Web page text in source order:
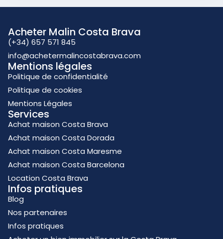
Acheter Malin Costa Brava
(+34) 657 571 845
info@achetermalincostabrava.com
Mentions légales
Politique de confidentialité
Politique de cookies
Mentions Légales
Services
Achat maison Costa Brava
Achat maison Costa Dorada
Achat maison Costa Maresme
Achat maison Costa Barcelona
Location Costa Brava
Infos pratiques
Blog
Nos partenaires
Infos pratiques